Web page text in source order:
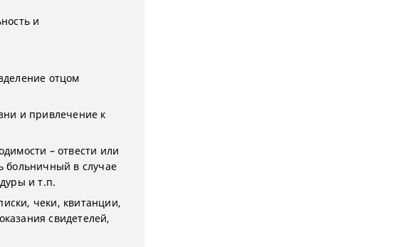
и
отцом
и привлечение к
– отвести или
больничный в случае
и т.п.
чеки, квитанции,
свидетелей,